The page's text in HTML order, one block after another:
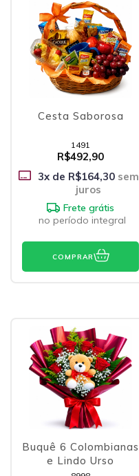
Cesta Saborosa
1491
R$492,90
3x de R$164,30sem
juros
Frete grátis
no período integral
COMPRAR
Buquê 6 Colombianas
e Lindo Urso